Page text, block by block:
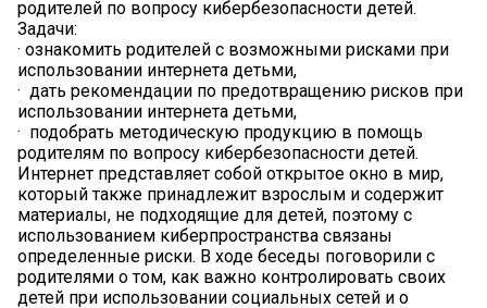
родителей по вопросу кибербезопасности детей.
Задачи:
· ознакомить родителей с возможными рисками при
использовании интернета детьми,
· дать рекомендации по предотвращению рисков при
использовании интернета детьми,
· подобрать методическую продукцию в помощь
родителям по вопросу кибербезопасности детей.
Интернет представляет собой открытое окно в мир,
который также принадлежит взрослым и содержит
материалы, не подходящие для детей, поэтому с
использованием киберпространства связаны
определенные риски. В ходе беседы поговорили с
родителями о том, как важно контролировать своих
детей при использовании социальных сетей и о